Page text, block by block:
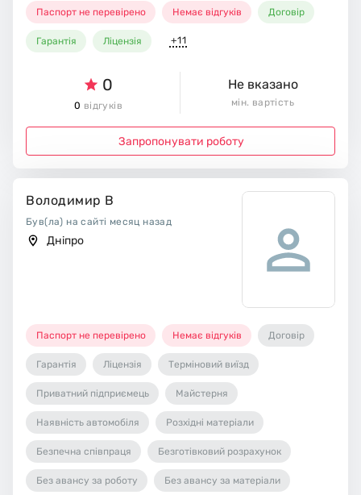
Паспорт не перевірено Немає відгуків Договір
Гарантія Ліцензія +11
0
0 відгуків
Не вказано
мін. вартість
Запропонувати роботу
Володимир В
Був(ла) на сайті месяц назад
Дніпро
Паспорт не перевірено Немає відгуків Договір
Гарантія Ліцензія Терміновий виїзд
Приватний підприємець Майстерня
Наявність автомобіля Розхідні матеріали
Безпечна співпраця Безготівковий розрахунок
Без авансу за роботу Без авансу за матеріали